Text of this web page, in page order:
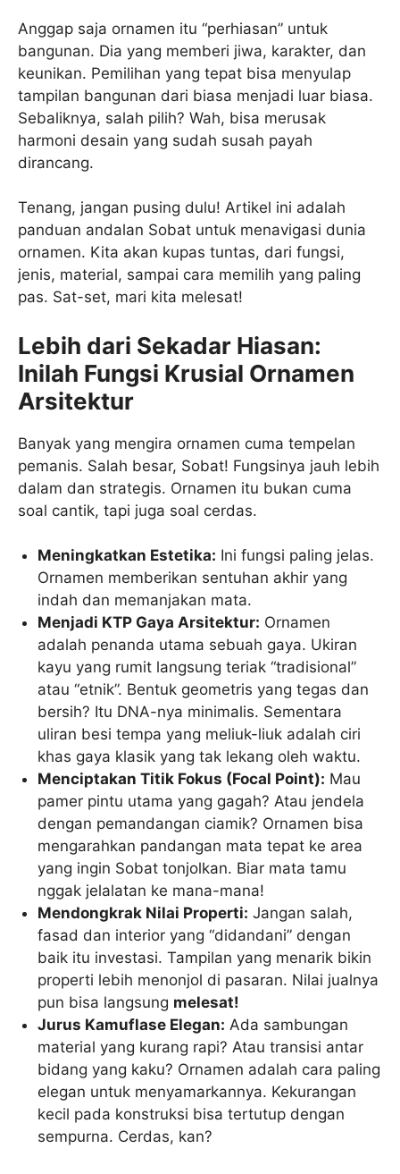
Anggap saja ornamen itu “perhiasan” untuk
bangunan. Dia yang memberi jiwa, karakter, dan
keunikan. Pemilihan yang tepat bisa menyulap
tampilan bangunan dari biasa menjadi luar biasa.
Sebaliknya, salah pilih? Wah, bisa merusak
harmoni desain yang sudah susah payah
dirancang.
Tenang, jangan pusing dulu! Artikel ini adalah
panduan andalan Sobat untuk menavigasi dunia
ornamen. Kita akan kupas tuntas, dari fungsi,
jenis, material, sampai cara memilih yang paling
pas. Sat-set, mari kita melesat!
Lebih dari Sekadar Hiasan:
Inilah Fungsi Krusial Ornamen
Arsitektur
Banyak yang mengira ornamen cuma tempelan
pemanis. Salah besar, Sobat! Fungsinya jauh lebih
dalam dan strategis. Ornamen itu bukan cuma
soal cantik, tapi juga soal cerdas.
Meningkatkan Estetika: Ini fungsi paling jelas.
Ornamen memberikan sentuhan akhir yang
indah dan memanjakan mata.
Menjadi KTP Gaya Arsitektur: Ornamen
adalah penanda utama sebuah gaya. Ukiran
kayu yang rumit langsung teriak “tradisional”
atau “etnik”. Bentuk geometris yang tegas dan
bersih? Itu DNA-nya minimalis. Sementara
uliran besi tempa yang meliuk-liuk adalah ciri
khas gaya klasik yang tak lekang oleh waktu.
Menciptakan Titik Fokus (Focal Point): Mau
pamer pintu utama yang gagah? Atau jendela
dengan pemandangan ciamik? Ornamen bisa
mengarahkan pandangan mata tepat ke area
yang ingin Sobat tonjolkan. Biar mata tamu
nggak jelalatan ke mana-mana!
Mendongkrak Nilai Properti: Jangan salah,
fasad dan interior yang “didandani” dengan
baik itu investasi. Tampilan yang menarik bikin
properti lebih menonjol di pasaran. Nilai jualnya
pun bisa langsung melesat!
Jurus Kamuflase Elegan: Ada sambungan
material yang kurang rapi? Atau transisi antar
bidang yang kaku? Ornamen adalah cara paling
elegan untuk menyamarkannya. Kekurangan
kecil pada konstruksi bisa tertutup dengan
sempurna. Cerdas, kan?